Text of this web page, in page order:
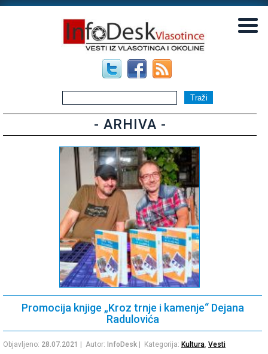
- ARHIVA -
Promocija knjige „Kroz trnje i kamenje“ Dejana
Radulovića
Objavljeno: 28.07.2021 | Autor: InfoDesk | Kategorija: Kultura, Vesti